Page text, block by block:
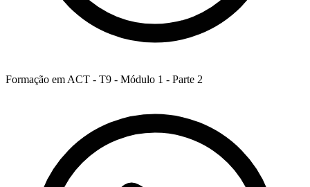
Formação em ACT - T9 - Módulo 1 - Parte 2